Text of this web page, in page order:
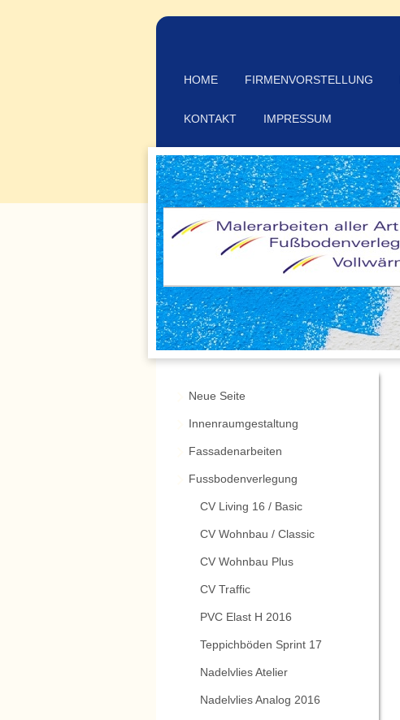
HOME FIRMENVORSTELLUNG
KONTAKT IMPRESSUM
Neue Seite
Innenraumgestaltung
Fassadenarbeiten
Fussbodenverlegung
CV Living 16 / Basic
CV Wohnbau / Classic
CV Wohnbau Plus
CV Traffic
PVC Elast H 2016
Teppichböden Sprint 17
Nadelvlies Atelier
Nadelvlies Analog 2016